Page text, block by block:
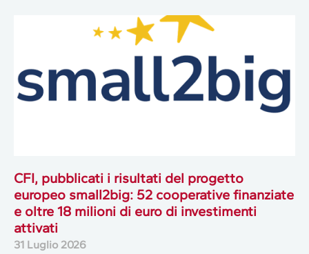
CFI, pubblicati i risultati del progetto
europeo small2big: 52 cooperative finanziate
e oltre 18 milioni di euro di investimenti
attivati
31 Luglio 2026